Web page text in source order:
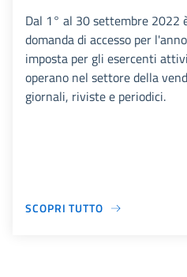
Dal 1° al 30 settembre 2022
domanda di accesso per
imposta per gli esercenti
operano nel settore della
giornali, riviste e periodici.
SCOPRI TUTTO